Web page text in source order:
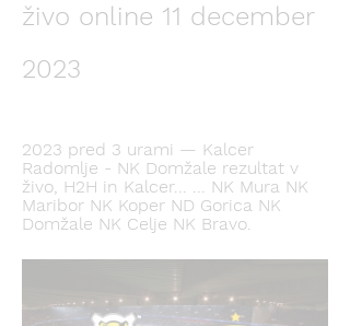
živo online 11 december
2023
2023 pred 3 urami — Kalcer
Radomlje - NK Domžale rezultat v
živo, H2H in Kalcer... ... NK Mura NK
Maribor NK Koper ND Gorica NK
Domžale NK Celje NK Bravo.